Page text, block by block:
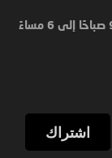
اشتراك